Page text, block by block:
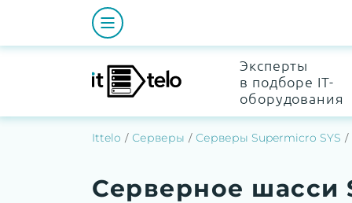
Эксперты
в подборе IT-
оборудования
Ittelo Серверы Серверы Supermicro SYS
Серверное шасси